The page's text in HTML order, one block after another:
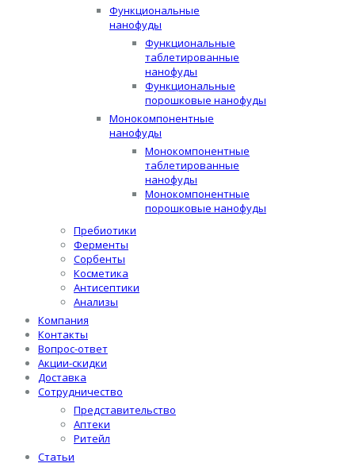
Функциональные
нанофуды
Функциональные
таблетированные
нанофуды
Функциональные
порошковые нанофуды
Монокомпонентные
нанофуды
Монокомпонентные
таблетированные
нанофуды
Монокомпонентные
порошковые нанофуды
Пребиотики
Ферменты
Сорбенты
Косметика
Антисептики
Анализы
Компания
Контакты
Вопрос-ответ
Акции-скидки
Доставка
Сотрудничество
Представительство
Аптеки
Ритейл
Статьи